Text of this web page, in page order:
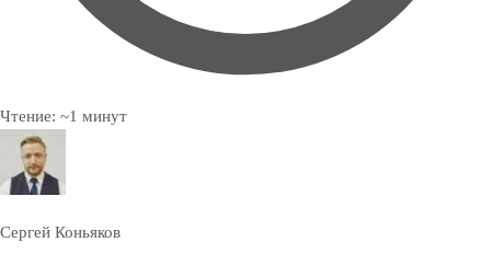
Чтение: ~1 минут
Сергей Коньяков